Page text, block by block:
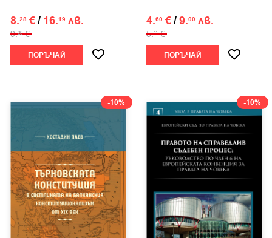
8.28 €/ 16.19 лв.
9.20 €
ПОРЪЧАЙ
4.60 €/9.00 лв.
5.11 €
ПОРЪЧАЙ
-10% -10%